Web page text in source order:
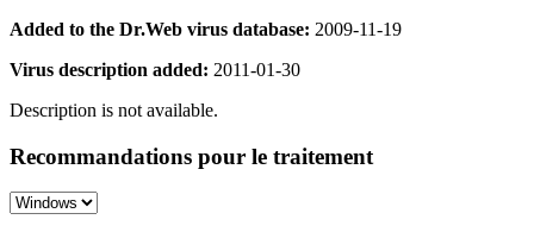
Added to the Dr.Web virus database: 2009-11-19
Virus description added: 2011-01-30
Description is not available.
Recommandations pour le traitement